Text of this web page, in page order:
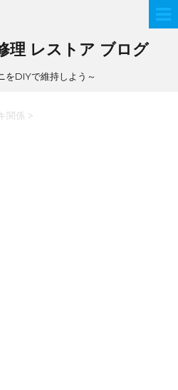
理 レストア ブログ
をDIYで維持しよう～
関係 >